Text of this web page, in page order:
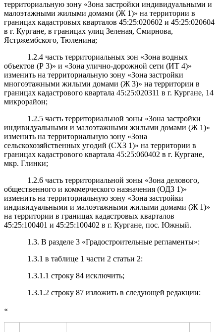
территориальную зону «Зона застройки индивидуальными и
малоэтажными жилыми домами (Ж 1)» на территории в
границах кадастровых кварталов 45:25:020602 и 45:25:020604
в г. Кургане, в границах улиц Зеленая, Смирнова,
Ястржембского, Тюленина;
1.2.4 часть территориальных зон «Зона водных
объектов (Р 3)» и «Зона улично-дорожной сети (ИТ 4)»
изменить на территориальную зону «Зона застройки
многоэтажными жилыми домами (Ж 3)» на территории в
границах кадастрового квартала 45:25:020311 в г. Кургане, 14
микрорайон;
1.2.5 часть территориальной зоны «Зона застройки
индивидуальными и малоэтажными жилыми домами (Ж 1)»
изменить на территориальную зону «Зона
сельскохозяйственных угодий (СХЗ 1)» на территории в
границах кадастрового квартала 45:25:060402 в г. Кургане,
мкр. Глинки;
1.2.6 часть территориальной зоны «Зона делового,
общественного и коммерческого назначения (ОДЗ 1)»
изменить на территориальную зону «Зона застройки
индивидуальными и малоэтажными жилыми домами (Ж 1)»
на территории в границах кадастровых кварталов
45:25:100401 и 45:25:100402 в г. Кургане, пос. Южный.
1.3. В разделе 3 «Градостроительные регламенты»:
1.3.1 в таблице 1 части 2 статьи 2:
1.3.1.1 строку 84 исключить;
1.3.1.2 строку 87 изложить в следующей редакции:
«